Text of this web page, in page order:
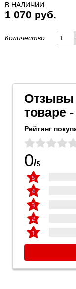
В НАЛИЧИИ
1 070 руб.
Количество
Отзывы
товаре -
Рейтинг
0/5